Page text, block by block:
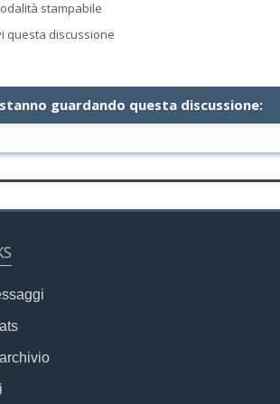
stampabile
questa discussione
guardando questa discussione: